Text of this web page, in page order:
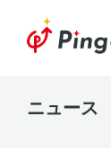
ニュース